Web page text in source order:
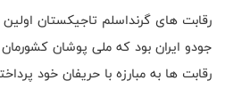
رقابت های گرنداسلم تاجیکستان
رقابت ها به مبارزه با حریفان خود